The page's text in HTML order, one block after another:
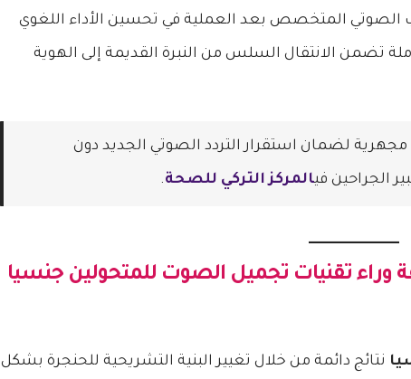
الصوتي المتخصص بعد العملية في تحسين الأداء اللغوي
تضمن الانتقال السلس من النبرة القديمة إلى الهوية
مجهرية لضمان استقرار التردد الصوتي الجديد دون
الجراحين فيالمركز التركي للصحة.
وراء تقنيات تجميل الصوت للمتحولين جنسيا
نتائج دائمة من خلال تغيير البنية التشريحية للحنجرة بشكل